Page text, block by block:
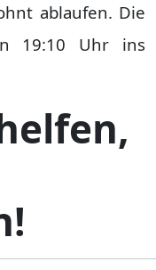
ablaufen. Die
19:10 Uhr ins